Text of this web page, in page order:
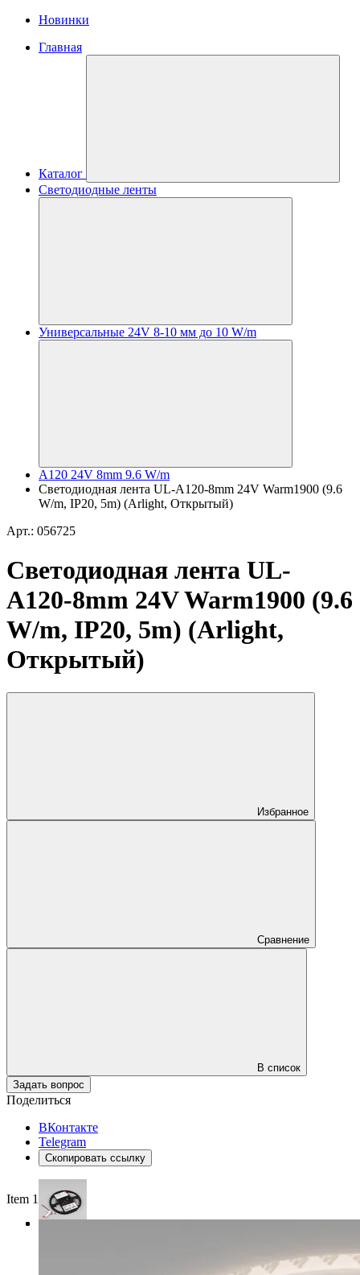
Новинки
Главная
Каталог
Светодиодные ленты
Универсальные 24V 8-10 мм до 10 W/m
A120 24V 8mm 9.6 W/m
Светодиодная лента UL-A120-8mm 24V Warm1900 (9.6
W/m, IP20, 5m) (Arlight, Открытый)
Арт.: 056725
Светодиодная лента UL-
A120-8mm 24V Warm1900 (9.6
W/m, IP20, 5m) (Arlight,
Открытый)
Избранное
Сравнение
В список
Задать вопрос
Поделиться
ВКонтакте
Telegram
Скопировать ссылку
Item 1 of 3